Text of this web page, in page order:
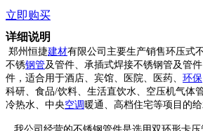
立即购买
详细说明
郑州恒捷建材有限公司 主要生产销售环压式
不锈钢管及管件、承插式焊接不锈钢管及管
件， 适合用于酒店、宾馆、医院、医药、 环保
科研、食品/饮料、生活直饮水、空压机气体
冷热水、中央空调 暖通、高档住宅等项目的给